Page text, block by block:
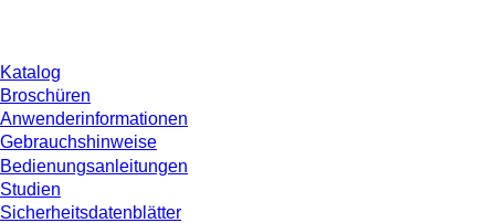
Katalog
Broschüren
Anwenderinformationen
Gebrauchshinweise
Bedienungsanleitungen
Studien
Sicherheitsdatenblätter